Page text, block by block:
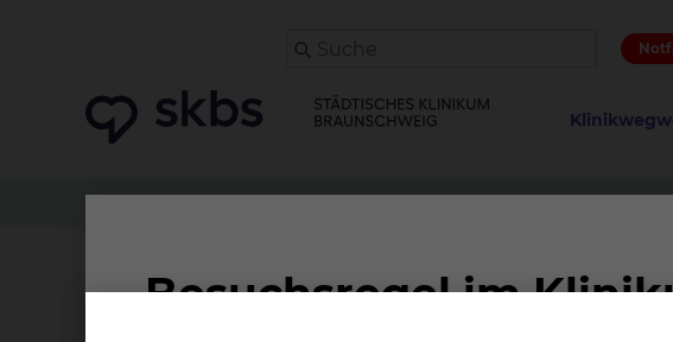
Patienten Angehörige & Besucher Frauenheilkunde
Frauenarztpraxis Dr. Ralf